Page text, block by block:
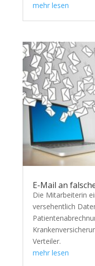
mehr lesen
E-Mail an
Die Mitarbeiterin
versehentlich
Verteiler.
mehr lesen